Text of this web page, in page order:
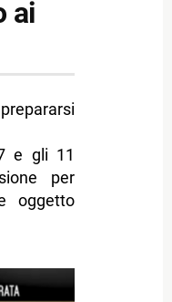
ai
e gli 11
per
oggetto